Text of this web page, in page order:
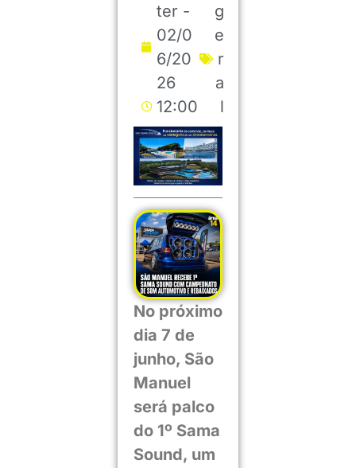
ter -
02/0
6/20
26
12:00
g
e
r
a
l
No próximo
dia 7 de
junho, São
Manuel
será palco
do 1º Sama
Sound, um